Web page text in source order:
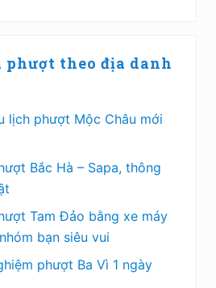
theo địa danh
lịch phượt Mộc Châu mới
Bắc Hà – Sapa, thông
Tam Đảo bằng xe máy
bạn siêu vui
phượt Ba Vì 1 ngày